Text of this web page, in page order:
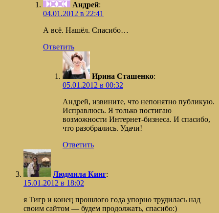
Андрей:
04.01.2012 в 22:41
А всё. Нашёл. Спасибо…
Ответить
Ирина Сташенко:
05.01.2012 в 00:32
Андрей, извините, что непонятно публикую.
Исправлюсь. Я только постигаю
возможности Интернет-бизнеса. И спасибо,
что разобрались. Удачи!
Ответить
Людмила Кинг:
15.01.2012 в 18:02
я Тигр и конец прошлого года упорно трудилась над
своим сайтом — будем продолжать, спасибо:)